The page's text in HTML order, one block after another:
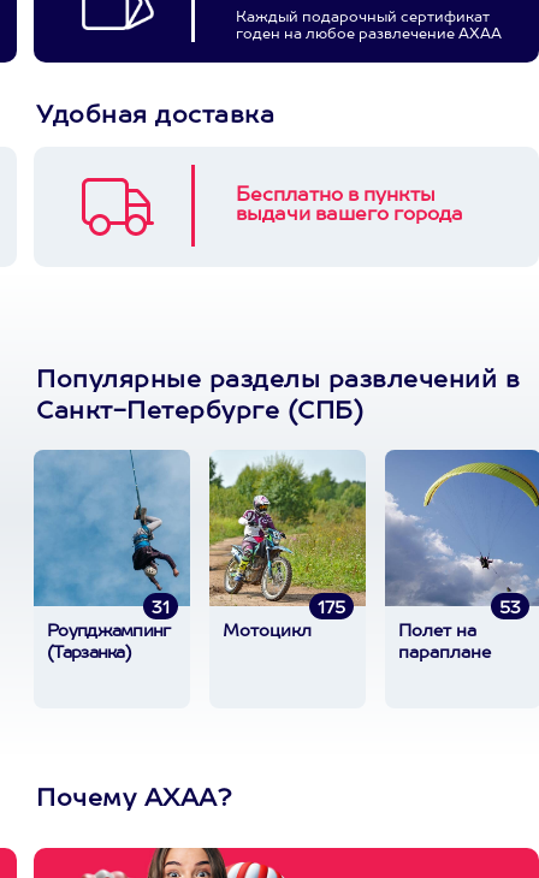
Каждый подарочный сертификат
годен на любое развлечение АХАА
Удобная доставка
Бесплатно в пункты
выдачи вашего города
Популярные разделы развлечений в
Санкт-Петербурге (СПБ)
31
Роупджампинг
(Тарзанка)
175
Мотоцикл
53
Полет на
параплане
Почему АХАА?